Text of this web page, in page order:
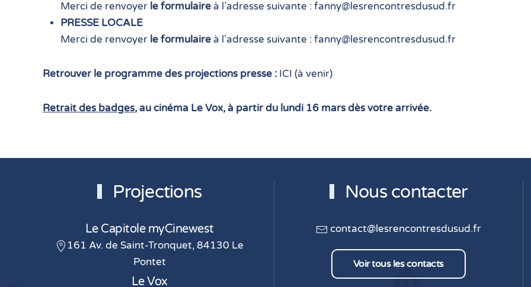
Merci de renvoyer le formulaire à l’adresse suivante : fanny@lesrencontresdusud.fr
PRESSE LOCALE
Merci de renvoyer le formulaire à l’adresse suivante : fanny@lesrencontresdusud.fr
Retrouver le programme des projections presse : ICI (à venir)
Retrait des badges, au cinéma Le Vox, à partir du lundi 16 mars dès votre arrivée.
Projections
Le Capitole myCinewest
161 Av. de Saint-Tronquet, 84130 Le
Pontet
Le Vox
Nous contacter
contact@lesrencontresdusud.fr
Voir tous les contacts